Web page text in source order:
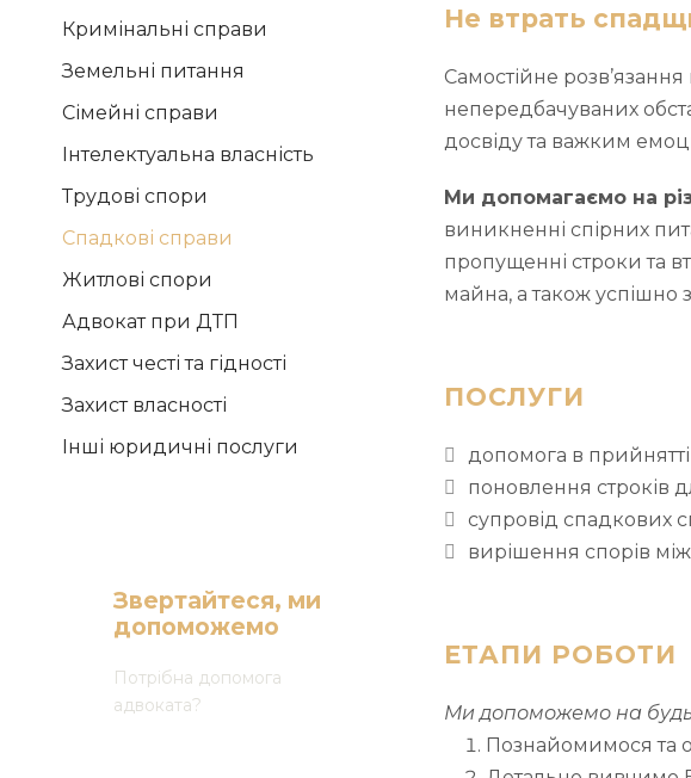
Не втрать
Самостійне
непередбачуваних
досвіду та важким
Ми допомагаємо на
виникненні спірних
пропущенні строки та
майна, а також успішно
ПОСЛУГИ
допомога в
поновлення строків
супровід спадкових
вирішення спорів
ЕТАПИ РОБОТИ
Ми допоможемо на
Познайомимося та
Кримінальні справи
Земельні питання
Сімейні справи
Інтелектуальна власність
Трудові спори
Спадкові справи
Житлові спори
Адвокат при ДТП
Захист честі та гідності
Захист власності
Інші юридичні послуги
Звертайтеся, ми
допоможемо
Потрібна допомога
адвоката?